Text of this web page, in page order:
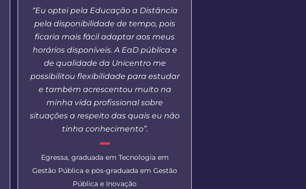
“Eu optei pela Educação a Distância
pela disponibilidade de tempo, pois
ficaria mais fácil adaptar aos meus
horários disponíveis. A EaD pública e
de qualidade da Unicentro me
possibilitou flexibilidade para estudar
e também acrescentou muito na
minha vida profissional sobre
situações a respeito das quais eu não
tinha conhecimento”.
Egressa, graduada em Tecnologia em
Gestão Pública e pós-graduada em Gestão
Pública e Inovação